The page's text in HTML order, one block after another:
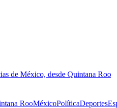
de México, desde Quintana Roo
RooMéxicoPolíticaDeportes